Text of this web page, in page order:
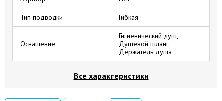
Тип подводки Гибкая
Оснащение
Гигиенический душ,
Душевой шланг,
Держатель душа
Все характеристики